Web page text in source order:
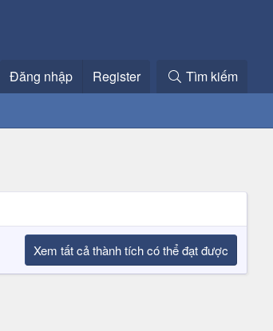
Đăng nhập Register Tìm kiếm
Xem tất cả thành tích có thể đạt được